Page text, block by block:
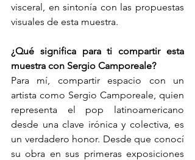
visceral, en sintonía con las propuestas
visuales de esta muestra.
¿Qué significa para ti compartir esta
muestra con Sergio Camporeale?
Para mí, compartir espacio con un
artista como Sergio Camporeale, quien
representa el pop latinoamericano
desde una clave irónica y colectiva, es
un verdadero honor. Desde que conocí
su obra en sus primeras exposiciones